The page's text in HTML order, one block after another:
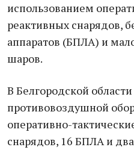
использованием
реактивных снарядов,
аппаратов (БПЛА) и
шаров.
В Белгородской
противовоздушной
оперативно-
снарядов, 16 БПЛА и